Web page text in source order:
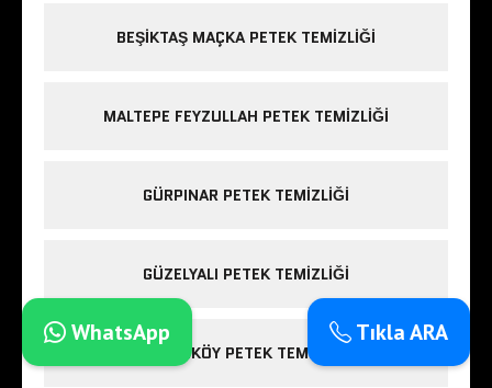
BEŞIKTAŞ MAÇKA PETEK TEMIZLIĞI
MALTEPE FEYZULLAH PETEK TEMIZLIĞI
GÜRPINAR PETEK TEMIZLIĞI
GÜZELYALI PETEK TEMIZLIĞI
HADIMKÖY PETEK TEMIZLIĞI
Tıkla ARA
WhatsApp